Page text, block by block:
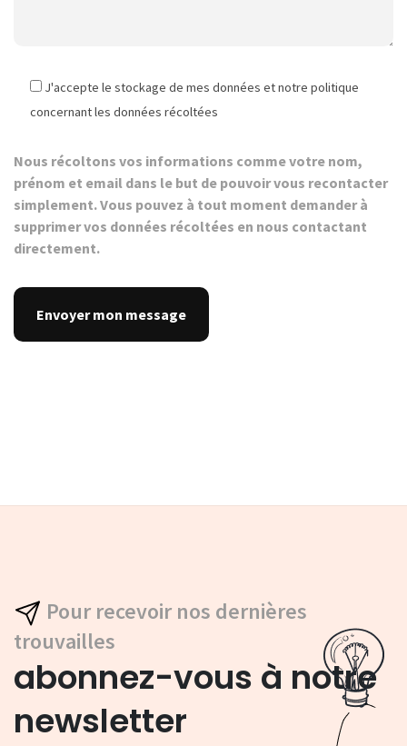
J'accepte le stockage de mes données et notre politique
concernant les données récoltées
Nous récoltons vos informations comme votre nom,
prénom et email dans le but de pouvoir vous recontacter
simplement. Vous pouvez à tout moment demander à
supprimer vos données récoltées en nous contactant
directement.
Pour recevoir nos dernières
trouvailles
abonnez-vous à notre
newsletter